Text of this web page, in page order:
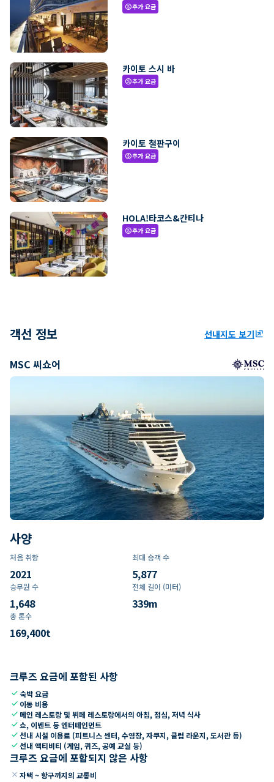
paid추가 요금
카이토 스시 바
paid추가 요금
카이토 철판구이
paid추가 요금
HOLA!타코스&칸티나
paid추가 요금
객선 정보 선내지도 보기ungroup
MSC 씨쇼어
사양
처음 취항
2021
최대 승객 수
5,877
승무원 수
1,648
전체 길이 (미터)
339m
총 톤수
169,400t
크루즈 요금에 포함된 사항
check숙박 요금
check 이동 비용
check 메인 레스토랑 및 뷔페 레스토랑에서의 아침, 점심, 저녁 식사
check쇼, 이벤트 등 엔터테인먼트
check선내 시설 이용료 (피트니스 센터, 수영장, 자쿠지, 클럽 라운지, 도서관 등)
check선내 액티비티 (게임, 퀴즈, 공예 교실 등)
크루즈 요금에 포함되지 않은 사항
close 자택 ~ 항구까지의 교통비